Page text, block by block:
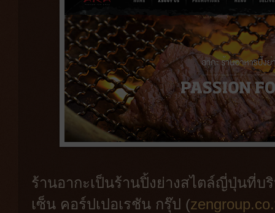
ร้านอากะเป็นร้านปิ้งย่างสไตล์ญี่ปุ่นที่บ
เซ็น คอร์ปเปอเรชัน กรุ๊ป (